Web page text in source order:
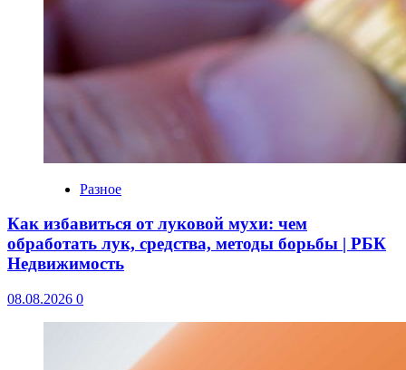
Разное
Как избавиться от луковой мухи: чем
обработать лук, средства, методы борьбы | РБК
Недвижимость
08.08.2026 0